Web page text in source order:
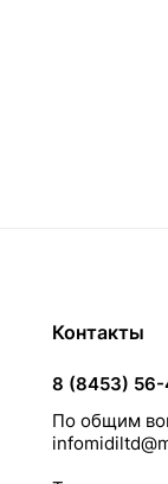
Контакты
8 (8453)
По общим